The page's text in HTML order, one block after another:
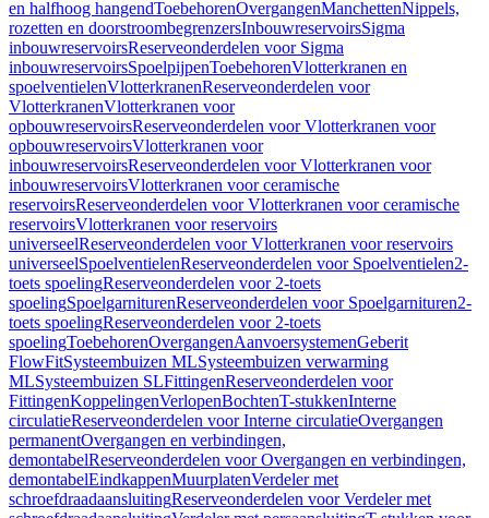
en halfhoog hangendToebehorenOvergangenManchettenNippels,
rozetten en doorstroombegrenzersInbouwreservoirsSigma
inbouwreservoirsReserveonderdelen voor Sigma
inbouwreservoirsSpoelpijpenToebehorenVlotterkranen en
spoelventielenVlotterkranenReserveonderdelen voor
VlotterkranenVlotterkranen voor
opbouwreservoirsReserveonderdelen voor Vlotterkranen voor
opbouwreservoirsVlotterkranen voor
inbouwreservoirsReserveonderdelen voor Vlotterkranen voor
inbouwreservoirsVlotterkranen voor ceramische
reservoirsReserveonderdelen voor Vlotterkranen voor ceramische
reservoirsVlotterkranen voor reservoirs
universeelReserveonderdelen voor Vlotterkranen voor reservoirs
universeelSpoelventielenReserveonderdelen voor Spoelventielen2-
toets spoelingReserveonderdelen voor 2-toets
spoelingSpoelgarniturenReserveonderdelen voor Spoelgarnituren2-
toets spoelingReserveonderdelen voor 2-toets
spoelingToebehorenOvergangenAanvoersystemenGeberit
FlowFitSysteembuizen MLSysteembuizen verwarming
MLSysteembuizen SLFittingenReserveonderdelen voor
FittingenKoppelingenVerlopenBochtenT-stukkenInterne
circulatieReserveonderdelen voor Interne circulatieOvergangen
permanentOvergangen en verbindingen,
demontabelReserveonderdelen voor Overgangen en verbindingen,
demontabelEindkappenMuurplatenVerdeler met
schroefdraadaansluitingReserveonderdelen voor Verdeler met